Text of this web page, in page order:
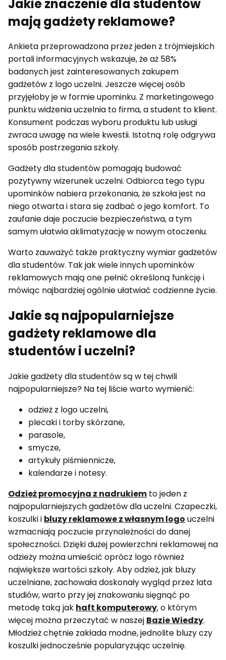
Jakie znaczenie dla studentów
mają gadżety reklamowe?
Ankieta przeprowadzona przez jeden z trójmiejskich
portali informacyjnych wskazuje, że aż 58%
badanych jest zainteresowanych zakupem
gadżetów z logo uczelni. Jeszcze więcej osób
przyjęłoby je w formie upominku. Z marketingowego
punktu widzenia uczelnia to firma, a student to klient.
Konsument podczas wyboru produktu lub usługi
zwraca uwagę na wiele kwestii. Istotną rolę odgrywa
sposób postrzegania szkoły.
Gadżety dla studentów pomagają budować
pozytywny wizerunek uczelni. Odbiorca tego typu
upominków nabiera przekonania, że szkoła jest na
niego otwarta i stara się zadbać o jego komfort. To
zaufanie daje poczucie bezpieczeństwa, a tym
samym ułatwia aklimatyzację w nowym otoczeniu.
Warto zauważyć także praktyczny wymiar gadżetów
dla studentów. Tak jak wiele innych upominków
reklamowych mają one pełnić określoną funkcję i
mówiąc najbardziej ogólnie ułatwiać codzienne życie.
Jakie są najpopularniejsze
gadżety reklamowe dla
studentów i uczelni?
Jakie gadżety dla studentów są w tej chwili
najpopularniejsze? Na tej liście warto wymienić:
odzież z logo uczelni,
plecaki i torby skórzane,
parasole,
smycze,
artykuły piśmiennicze,
kalendarze i notesy.
Odzież promocyjna z nadrukiem to jeden z
najpopularniejszych gadżetów dla uczelni. Czapeczki,
koszulki i bluzy reklamowe z własnym logo uczelni
wzmacniają poczucie przynależności do danej
społeczności. Dzięki dużej powierzchni reklamowej na
odzieży można umieścić oprócz logo również
największe wartości szkoły. Aby odzież, jak bluzy
uczelniane, zachowała doskonały wygląd przez lata
studiów, warto przy jej znakowaniu sięgnąć po
metodę taką jak haft komputerowy, o którym
więcej można przeczytać w naszej Bazie Wiedzy.
Młodzież chętnie zakłada modne, jednolite bluzy czy
koszulki jednocześnie popularyzując uczelnię.